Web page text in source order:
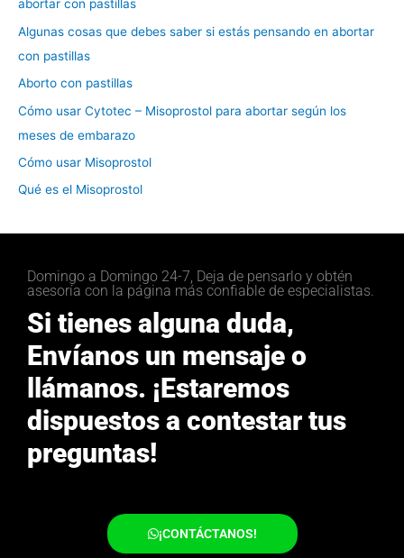
abortar con pastillas
Algunas cosas que debes saber si estás pensando en abortar
con pastillas
Aborto con pastillas
Cómo usar Cytotec – Misoprostol para abortar según los
meses de embarazo
Cómo usar Misoprostol
Qué es el Misoprostol
Domingo a Domingo 24-7, Deja de pensarlo y obtén
asesoría con la página más confiable de especialistas.
Si tienes alguna duda,
Envíanos un mensaje o
llámanos. ¡Estaremos
dispuestos a contestar tus
preguntas!
¡CONTÁCTANOS!